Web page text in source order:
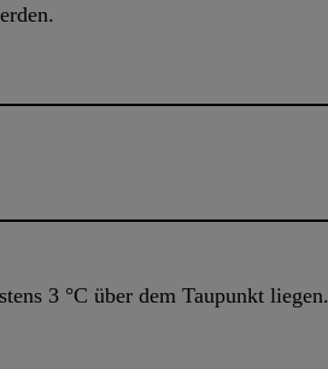
3 °C über dem Taupunkt liegen.